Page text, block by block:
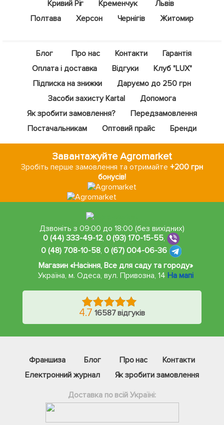
Кривий Ріг
Кременчук
Львів
Полтава
Херсон Чернігів Житомир
Блог Про нас Контакти
Гарантія
Оплата і доставка
Відгуки
Клуб "LUX"
Підписка на знижки
Даруємо до 250 грн
Засоби захисту Kartal
Допомога
Як зробити замовлення?
Передзамовлення
Постачальникам
Оптовий прайс Бренди
Завантажуйте Agromarket
Зробіть перше замовлення та отримайте+200 грн
бонусів!
Дзвоніть з 09:00 до 18:00 (без вихідних)
0 (44) 333-49-12, 0 (93) 170-15-55,
0 (48) 708-10-58, 0 (67) 004-06-36
Магазин «Насіння, Все для саду та городу»
Україна, м. Одеса,вул. Привозна, 14 На мапі
4.7 16587 відгуків
Франшиза Блог Про нас
Контакти
Електронний журнал
Як зробити замовлення
Доставка по всій Україні: